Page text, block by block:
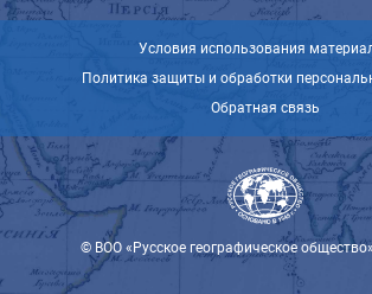
Условия использования
Политика защиты и обработки
Обратная связь
© ВОО «Русское географическое